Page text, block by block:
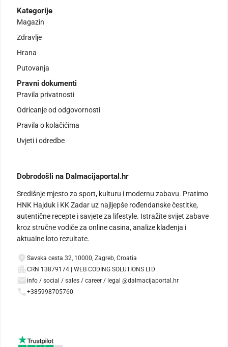
Kategorije
Magazin
Zdravlje
Hrana
Putovanja
Pravni dokumenti
Pravila privatnosti
Odricanje od odgovornosti
Pravila o kolačićima
Uvjeti i odredbe
Dobrodošli na Dalmacijaportal.hr
Središnje mjesto za sport, kulturu i modernu zabavu. Pratimo
HNK Hajduk i KK Zadar uz najljepše rođendanske čestitke,
autentične recepte i savjete za lifestyle. Istražite svijet zabave
kroz stručne vodiče za online casina, analize klađenja i
aktualne loto rezultate.
Savska cesta 32, 10000, Zagreb, Croatia
CRN 13879174 | WEB CODING SOLUTIONS LTD
info / social / sales / career / legal @dalmacijaportal.hr
+385998705760